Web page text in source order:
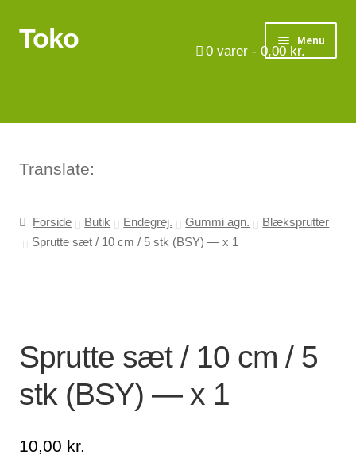
Spring
til
Spring
til
Toko Menu
Put & Take
Tips og triks.
Lagersalg
0varer - 0,00 kr.
Translate:
Forside Butik Endegrej. Gummi agn.
Blæksprutter
Sprutte sæt / 10 cm / 5 stk (BSY) — x 1
Sprutte sæt / 10 cm / 5
stk (BSY) — x 1
10,00 kr.